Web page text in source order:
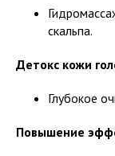
скальпа.
Детокс кожи
Глубокое
Повышение